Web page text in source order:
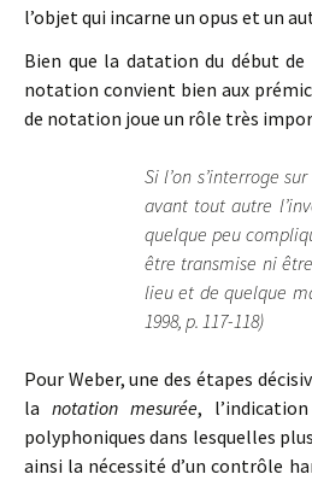
l’objet qui incarne un opus et un
Bien que la datation du début
notation convient bien aux
de notation joue un rôle très
Si l’on s’interroge
avant tout autre
quelque peu
être transmise ni
lieu et de quelque
1998, p. 117-118)
Pour Weber, une des étapes
la notation mesurée,
polyphoniques dans lesquelles
ainsi la nécessité d’un contrôle